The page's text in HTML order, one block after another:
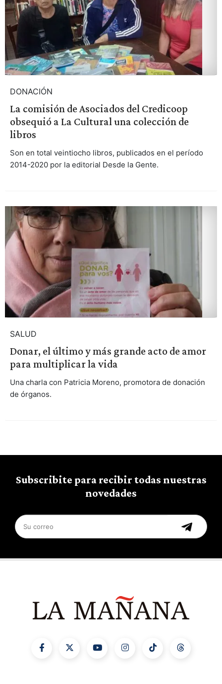
DONACIÓN
La comisión de Asociados del Credicoop
obsequió a La Cultural una colección de
libros
Son en total veintiocho libros, publicados en el período
2014-2020 por la editorial Desde la Gente.
SALUD
Donar, el último y más grande acto de amor
para multiplicar la vida
Una charla con Patricia Moreno, promotora de donación
de órganos.
Subscribite para recibir todas nuestras
novedades